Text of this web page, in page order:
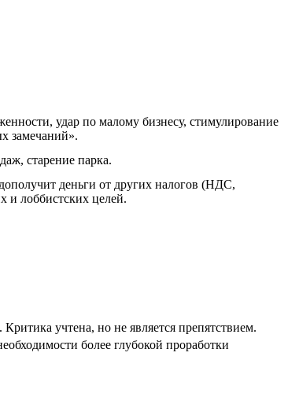
удар по малому бизнесу, стимулирование
замечаний».
старение парка.
деньги от других налогов (НДС,
и лоббистских целей.
учтена, но не является препятствием.
более глубокой проработки